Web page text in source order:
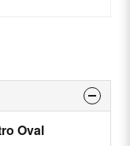
Oval